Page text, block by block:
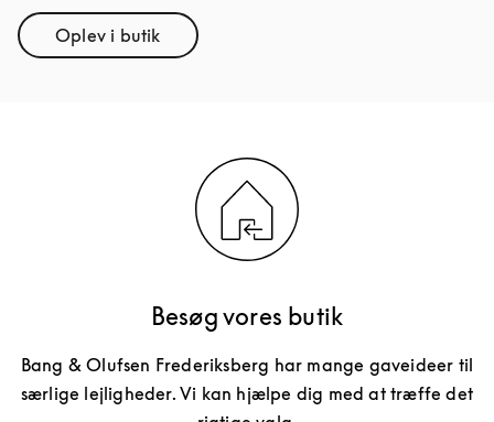
Oplev i butikLink Opens in New Tab
Besøg vores butik
Bang & Olufsen Frederiksberg har mange gaveideer til
særlige lejligheder. Vi kan hjælpe dig med at træffe det